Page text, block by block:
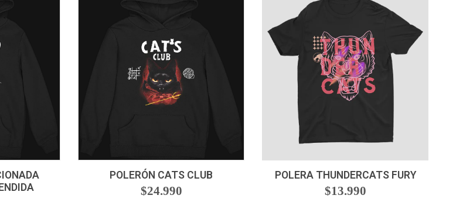
POLERÓN CATS CLUB
$24.990
POLERA THUNDERCATS FURY
VER OPCIONES
$13.990